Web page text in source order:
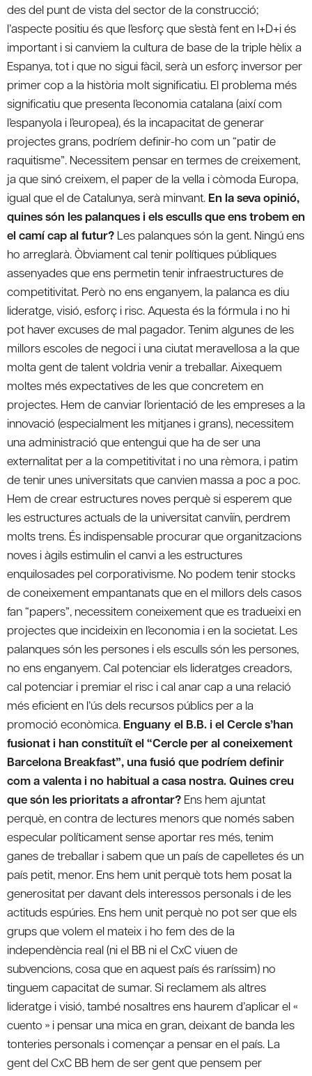
des del punt de vista del sector de la construcció;
l’aspecte positiu és que l’esforç que s’està fent en I+D+i és
important i si canviem la cultura de base de la triple hèlix a
Espanya, tot i que no sigui fàcil, serà un esforç inversor per
primer cop a la història molt significatiu. El problema més
significatiu que presenta l’economia catalana (així com
l’espanyola i l’europea), és la incapacitat de generar
projectes grans, podríem definir-ho com un “patir de
raquitisme”. Necessitem pensar en termes de creixement,
ja que sinó creixem, el paper de la vella i còmoda Europa,
igual que el de Catalunya, serà minvant. En la seva opinió,
quines són les palanques i els esculls que ens trobem en
el camí cap al futur? Les palanques són la gent. Ningú ens
ho arreglarà. Òbviament cal tenir polítiques públiques
assenyades que ens permetin tenir infraestructures de
competitivitat. Però no ens enganyem, la palanca es diu
lideratge, visió, esforç i risc. Aquesta és la fórmula i no hi
pot haver excuses de mal pagador. Tenim algunes de les
millors escoles de negoci i una ciutat meravellosa a la que
molta gent de talent voldria venir a treballar. Aixequem
moltes més expectatives de les que concretem en
projectes. Hem de canviar l’orientació de les empreses a la
innovació (especialment les mitjanes i grans), necessitem
una administració que entengui que ha de ser una
externalitat per a la competitivitat i no una rèmora, i patim
de tenir unes universitats que canvien massa a poc a poc.
Hem de crear estructures noves perquè si esperem que
les estructures actuals de la universitat canviïn, perdrem
molts trens. És indispensable procurar que organitzacions
noves i àgils estimulin el canvi a les estructures
enquilosades pel corporativisme. No podem tenir stocks
de coneixement empantanats que en el millors dels casos
fan “papers”, necessitem coneixement que es tradueixi en
projectes que incideixin en l’economia i en la societat. Les
palanques són les persones i els esculls són les persones,
no ens enganyem. Cal potenciar els lideratges creadors,
cal potenciar i premiar el risc i cal anar cap a una relació
més eficient en l’ús dels recursos públics per a la
promoció econòmica. Enguany el B.B. i el Cercle s’han
fusionat i han constituït el “Cercle per al coneixement
Barcelona Breakfast”, una fusió que podríem definir
com a valenta i no habitual a casa nostra. Quines creu
que són les prioritats a afrontar? Ens hem ajuntat
perquè, en contra de lectures menors que només saben
especular políticament sense aportar res més, tenim
ganes de treballar i sabem que un país de capelletes és un
país petit, menor. Ens hem unit perquè tots hem posat la
generositat per davant dels interessos personals i de les
actituds espúries. Ens hem unit perquè no pot ser que els
grups que volem el mateix i ho fem des de la
independència real (ni el BB ni el CxC viuen de
subvencions, cosa que en aquest país és raríssim) no
tinguem capacitat de sumar. Si reclamem als altres
lideratge i visió, també nosaltres ens haurem d’aplicar el «
cuento » i pensar una mica en gran, deixant de banda les
tonteries personals i començar a pensar en el país. La
gent del CxC BB hem de ser gent que pensem per